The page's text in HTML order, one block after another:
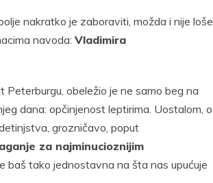
nakratko je zaboraviti, možda i nije loše
navoda: Vladimira
obeležio je ne samo beg na
dana: opčinjenost leptirima. Uostalom, o
grozničavo, poput
za najminucioznijim
baš tako jednostavna na šta nas upućuje